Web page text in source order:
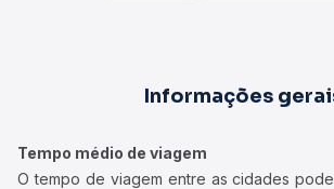
Informações
Tempo médio de viagem
O tempo de viagem entre as cidades